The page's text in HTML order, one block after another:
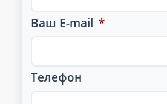
Ваш E-mail *
Телефон